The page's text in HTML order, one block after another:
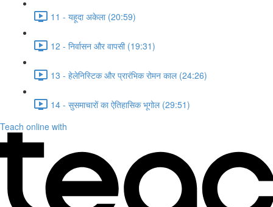
11 - यहूदा अकेला (20:59)
12 - निर्वासन और वापसी (19:31)
13 - हेलेनिस्टिक और प्रारंभिक रोमन काल (24:26)
14 - सुसमाचारों का ऐतिहासिक भूगोल (29:51)
Teach online with